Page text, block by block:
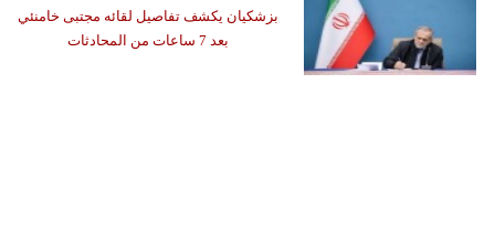
بزشكيان يكشف تفاصيل لقائه مجتبى خامنئي
بعد 7 ساعات من المحادثات